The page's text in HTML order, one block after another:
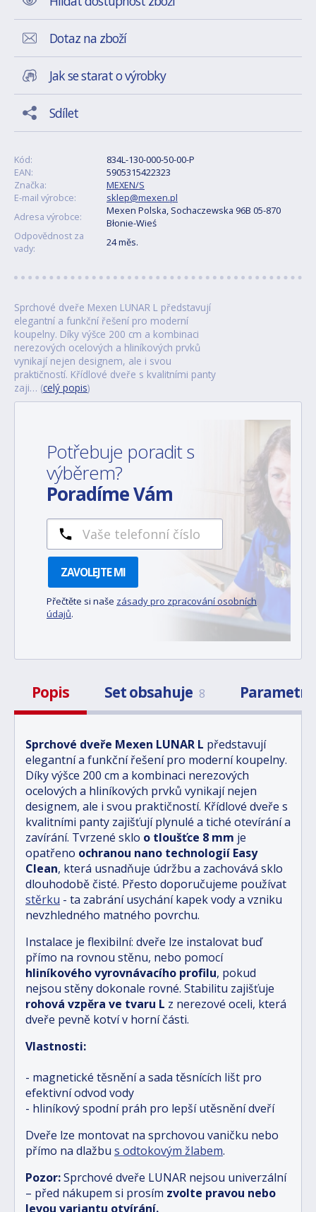
Dotaz na zboží
Jak se starat o výrobky
Sdílet
Kód:
834L-130-000-50-00-P
EAN:
5905315422323
Značka:
MEXEN/S
E-mail výrobce:
sklep@mexen.pl
Adresa výrobce:
Mexen Polska, Sochaczewska 96B 05-870
Błonie-Wieś
Odpovědnost za
vady:
24 měs.
Sprchové dveře Mexen LUNAR L představují
elegantní a funkční řešení pro moderní
koupelny. Díky výšce 200 cm a kombinaci
nerezových ocelových a hliníkových prvků
vynikají nejen designem, ale i svou
praktičností. Křídlové dveře s kvalitními panty
zaji… (celý popis)
Potřebuje poradit s
výběrem?
Poradíme Vám
ZAVOLEJTE MI
Přečtěte si naše zásady pro zpracování osobních
údajů.
Popis Set obsahuje 8 Parametry
Sprchové dveře Mexen LUNAR L představují
elegantní a funkční řešení pro moderní koupelny.
Díky výšce 200 cm a kombinaci nerezových
ocelových a hliníkových prvků vynikají nejen
designem, ale i svou praktičností. Křídlové dveře s
kvalitními panty zajišťují plynulé a tiché otevírání a
zavírání. Tvrzené sklo o tloušťce 8 mm je
opatřeno ochranou nano technologií Easy
Clean, která usnadňuje údržbu a zachovává sklo
dlouhodobě čisté. Přesto doporučujeme používat
stěrku - ta zabrání usychání kapek vody a vzniku
nevzhledného matného povrchu.
Instalace je flexibilní: dveře lze instalovat buď
přímo na rovnou stěnu, nebo pomocí
hliníkového vyrovnávacího profilu, pokud
nejsou stěny dokonale rovné. Stabilitu zajišťuje
rohová vzpěra ve tvaru L z nerezové oceli, která
dveře pevně kotví v horní části.
Vlastnosti:
- magnetické těsnění a sada těsnících lišt pro
efektivní odvod vody
- hliníkový spodní práh pro lepší utěsnění dveří
Dveře lze montovat na sprchovou vaničku nebo
přímo na dlažbu s odtokovým žlabem.
Pozor:Sprchové dveře LUNAR nejsou univerzální
– před nákupem si prosím zvolte pravou nebo
levou variantu otvírání.